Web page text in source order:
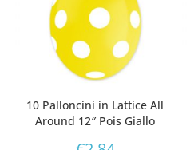
10 Palloncini in Lattice All
Around 12″ Pois Giallo